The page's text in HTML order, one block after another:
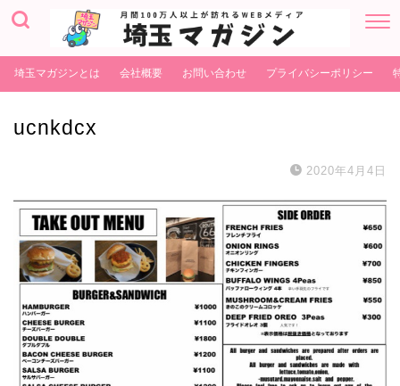
埼玉マガジンとは 会社概要 お問い合わせ プライバシーポリシー
ucnkdcx
2020年4月4日